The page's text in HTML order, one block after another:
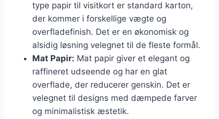
type papir til visitkort er standard karton,
der kommer i forskellige vægte og
overfladefinish. Det er en økonomisk og
alsidig løsning velegnet til de fleste formål.
Mat Papir: Mat papir giver et elegant og
raffineret udseende og har en glat
overflade, der reducerer genskin. Det er
velegnet til designs med dæmpede farver
og minimalistisk æstetik.